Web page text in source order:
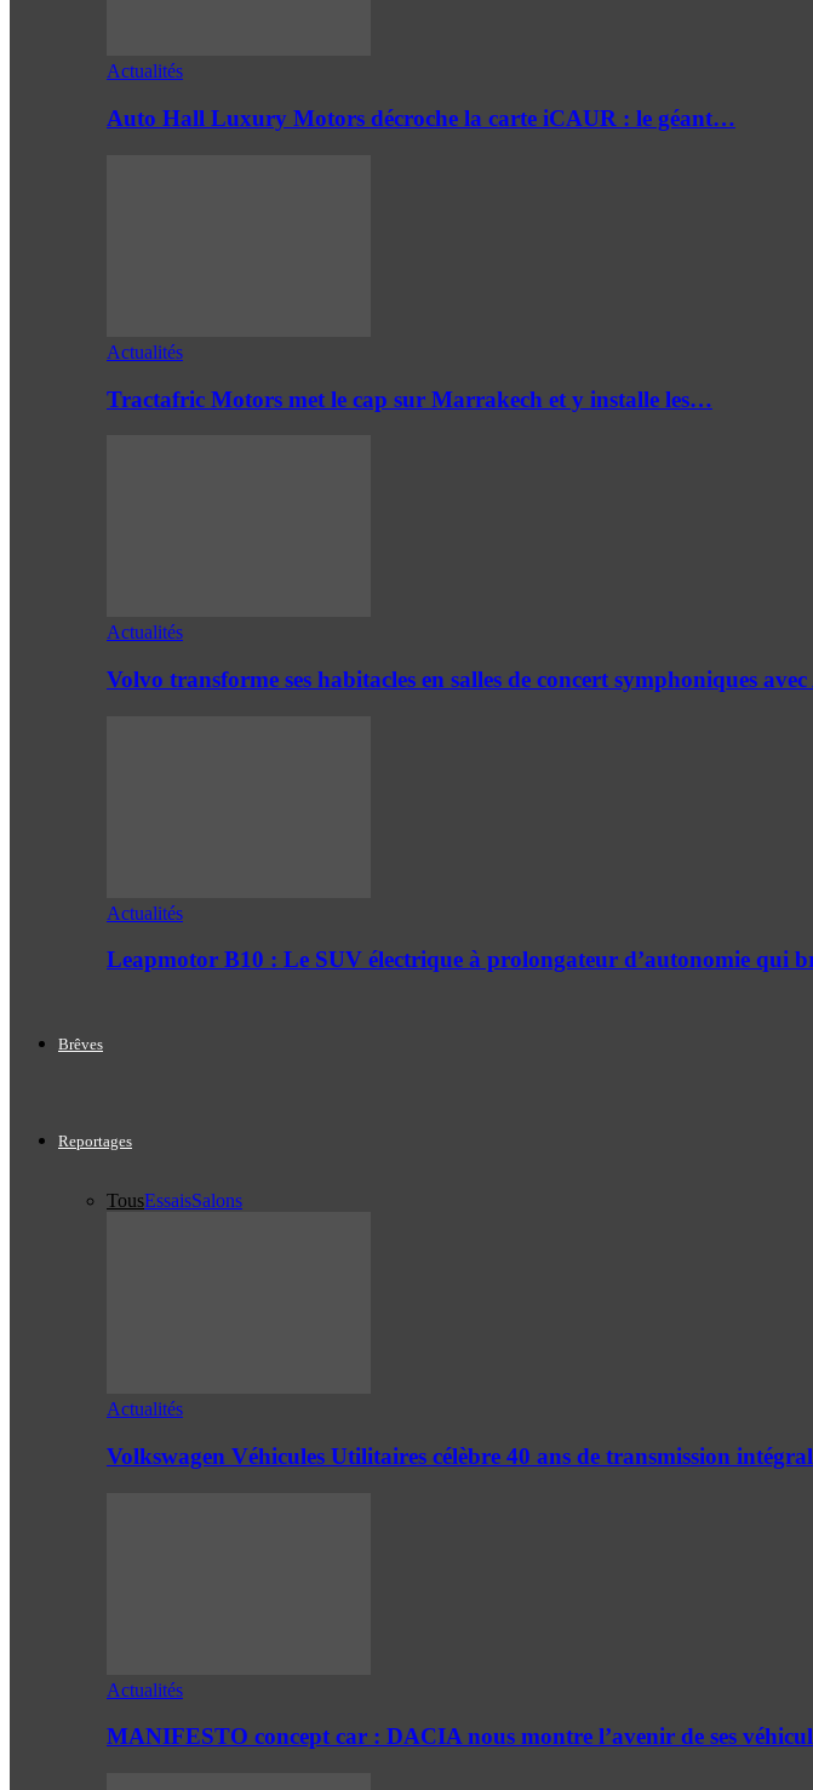
Actualités
Auto Hall Luxury Motors décroche la carte iCAUR : le géant…
Actualités
Tractafric Motors met le cap sur Marrakech et y installe les…
Actualités
Volvo transforme ses habitacles en salles de concert symphoniques
Actualités
Leapmotor B10 : Le SUV électrique à prolongateur d’autonomie qui
Brêves
Reportages
TousEssaisSalons
Actualités
Volkswagen Véhicules Utilitaires célèbre 40 ans de transmission
Actualités
MANIFESTO concept car : DACIA nous montre l’avenir de ses